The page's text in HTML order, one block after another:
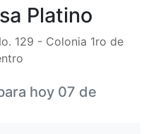
Platino
129 - Colonia 1ro de
hoy 07 de